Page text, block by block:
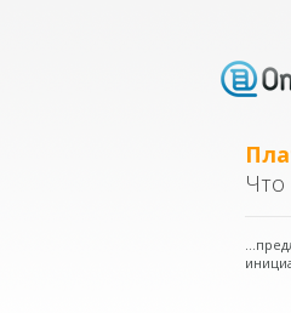
Что